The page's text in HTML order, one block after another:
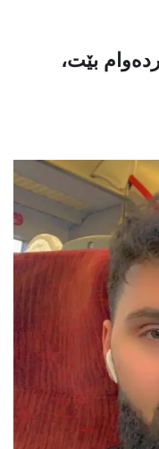
بەردەوام بێت،